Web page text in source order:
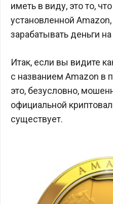
иметь в виду, это то,
установленной
зарабатывать деньги
Итак, если вы видите
с названием Amazon в
это, безусловно,
официальной
существует.